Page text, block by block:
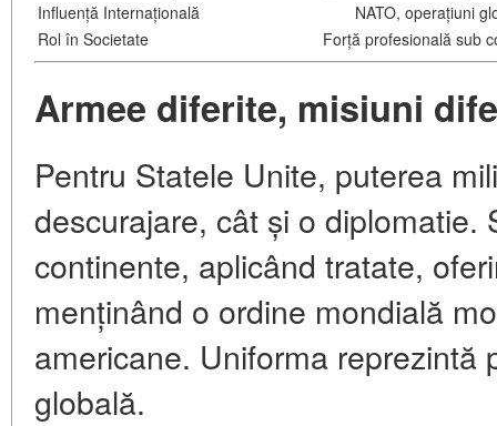
Influență Internațională
NATO, operațiuni
Rol în Societate
Forță profesională sub
Armee diferite, misiuni
Pentru Statele Unite, puterea
descurajare, cât și o diplomatie.
continente, aplicând tratate,
menținând o ordine mondială
americane. Uniforma reprezintă
globală.